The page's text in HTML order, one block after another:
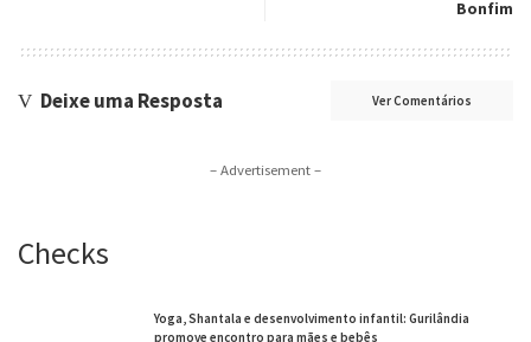
Bonfim
Deixe uma Resposta Ver Comentários
– Advertisement –
Checks
Yoga, Shantala e desenvolvimento infantil: Gurilândia
promove encontro para mães e bebês